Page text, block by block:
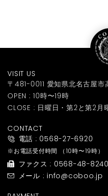
VISIT US
〒481-0011 愛知県北名古屋市
OPEN : 10時〜19時
CLOSE : 日曜日・第2と第2月
CONTACT
電話 : 0568-27-6920
※お電話受付時間 （10時〜19時）
ファクス : 0568-48-8240
メール : info@coboo.jp